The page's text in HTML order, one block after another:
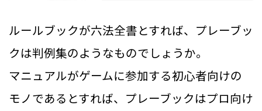
めの戦略と特性の数々を、歴史に
残る暴君たちから学ぶシニカルな
ドキュメンタリーシリーズ。
ルールブックが六法全書とすれば、プレーブッ
クは判例集のようなものでしょうか。
マニュアルがゲームに参加する初心者向けの
モノであるとすれば、プレーブックはプロ向け